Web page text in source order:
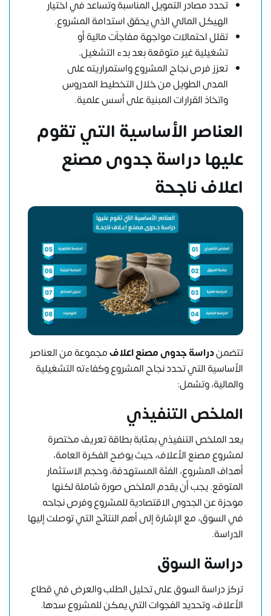
تحدد مصادر التمويل المناسبة وتساعد في اختيار
الهيكل المالي الذي يحقق استدامة المشروع.
تقلل احتمالات مواجهة مفاجآت مالية أو
تشغيلية غير متوقعة بعد بدء التشغيل.
تعزز فرص نجاح المشروع واستمراريته على
المدى الطويل من خلال التخطيط المدروس
واتخاذ القرارات المبنية على أسس علمية.
العناصر الأساسية التي تقوم
عليها دراسة جدوى مصنع
اعلاف ناجحة
تتضمندراسة جدوى مصنع اعلافمجموعة من العناصر
الأساسية التي تحدد نجاح المشروع وكفاءته التشغيلية
والمالية، وتشمل:
الملخص التنفيذي
يعد الملخص التنفيذي بمثابة بطاقة تعريف مختصرة
لمشروع مصنع الأعلاف، حيث يوضح الفكرة العامة،
أهداف المشروع، الفئة المستهدفة، وحجم الاستثمار
المتوقع. يجب أن يقدم الملخص صورة شاملة لكنها
موجزة عن الجدوى الاقتصادية للمشروع وفرص نجاحه
في السوق، مع الإشارة إلى أهم النتائج التي توصلت إليها
الدراسة.
دراسة السوق
تركز دراسة السوق على تحليل الطلب والعرض في قطاع
الأعلاف، وتحديد الفجوات التي يمكن للمشروع سدها.